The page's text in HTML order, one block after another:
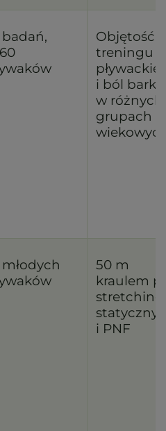
badań,
Objętość
treningu
i ból barku
w różnych
grupach
młodych
50 m
kraulem
i PNF